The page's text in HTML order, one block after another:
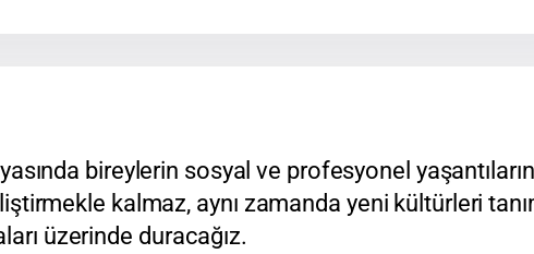
bireylerin sosyal ve profesyonel
kalmaz, aynı zamanda yeni kültürleri
üzerinde duracağız.